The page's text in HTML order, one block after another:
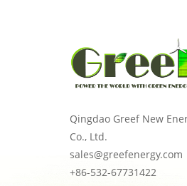
Qingdao Greef New
Co., Ltd.
sales@greefenergy.com
+86-532-67731422